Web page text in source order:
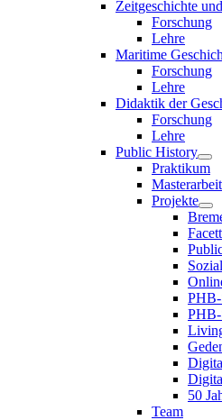
Zeitgeschichte
Forschung
Lehre
Maritime
Forschung
Lehre
Didaktik der
Forschung
Lehre
Public History
Praktikum
Masterarbeit
Projekte
PHB-
PHB-
50
Team